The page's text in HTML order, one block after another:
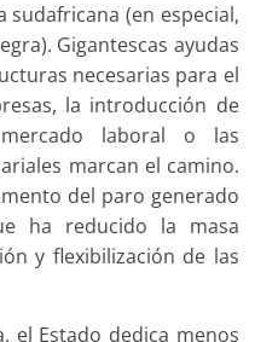
(en especial,
Gigantescas ayudas
necesarias para el
la introducción de
laboral o las
marcan el camino.
del paro generado
ha reducido la masa
y flexibilización de las
el Estado dedica menos